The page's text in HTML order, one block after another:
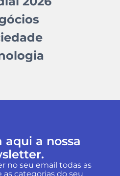
aqui a nossa
no seu email todas as
as categorias do seu